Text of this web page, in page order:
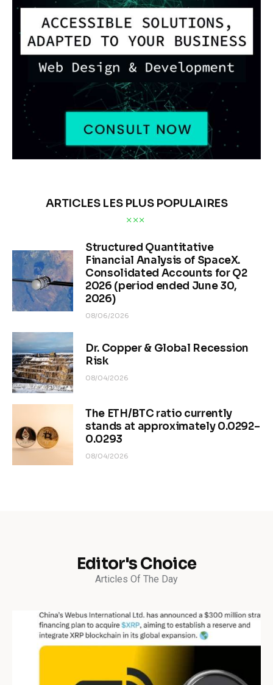
ARTICLES LES PLUS POPULAIRES
Structured Quantitative
Financial Analysis of SpaceX.
Consolidated Accounts for Q2
2026 (period ended June 30,
2026)
08/06/2026
Dr. Copper & Global Recession
Risk
08/04/2026
The ETH/BTC ratio currently
stands at approximately 0.0292–
0.0293
08/04/2026
Editor's Choice
Articles Of The Day